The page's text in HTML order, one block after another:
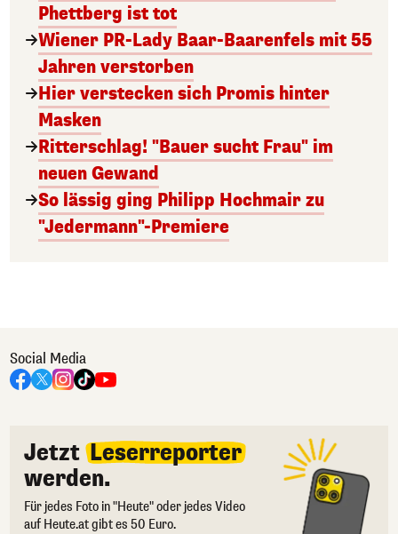
Phettberg ist tot
Wiener PR-Lady Baar-Baarenfels mit 55
Jahren verstorben
Hier verstecken sich Promis hinter
Masken
Ritterschlag! "Bauer sucht Frau" im
neuen Gewand
So lässig ging Philipp Hochmair zu
"Jedermann"-Premiere
Social Media
Jetzt Leserreporter
werden.
Für jedes Foto in "Heute" oder jedes Video
auf Heute.at gibt es 50 Euro.